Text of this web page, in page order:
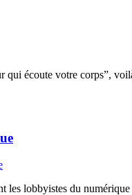
qui écoute votre corps”,
les lobbyistes du